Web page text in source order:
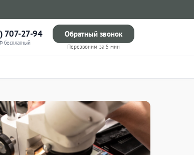
707-27-94
бесплатный
Обратный звонок
Перезвоним за 5 мин